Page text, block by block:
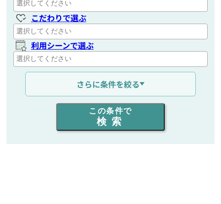
こだわりで選ぶ
利用シーンで選ぶ
通信距離を選ぶ
出力を選ぶ
同時通話人数を選ぶ
さらに条件を絞る
この条件で
検索